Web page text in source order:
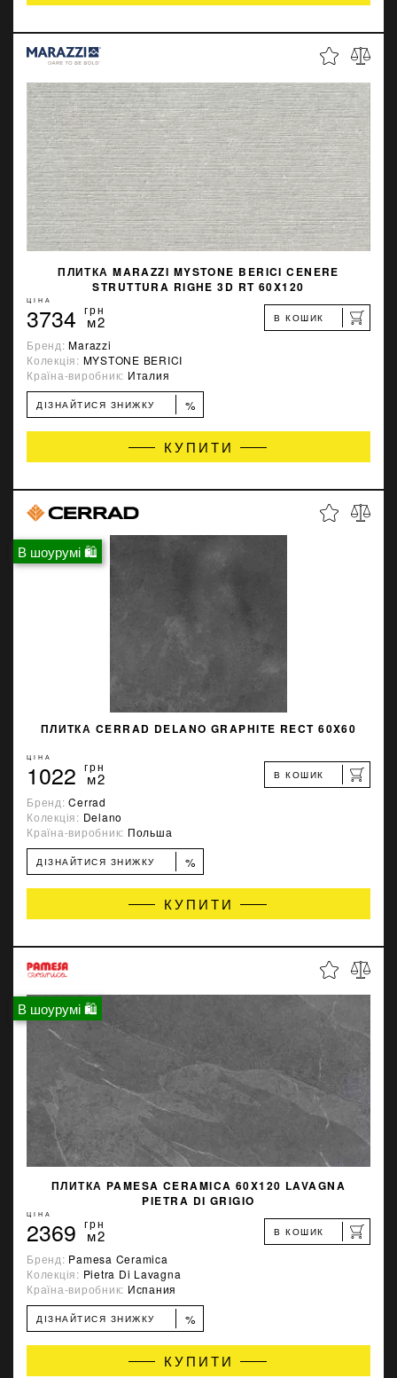
ПЛИТКА MARAZZI MYSTONE BERICI CENERE
STRUTTURA RIGHE 3D RT 60X120
ЦІНА
3734 грн
м2 В КОШИК
Бренд:Marazzi
Колекція: MYSTONE BERICI
Країна-виробник: Италия
ДІЗНАЙТИСЯ ЗНИЖКУ %
КУПИТИ
В шоурумі 🛍
ПЛИТКА CERRAD DELANO GRAPHITE RECT 60X60
ЦІНА
1022 грн
м2 В КОШИК
Бренд:Cerrad
Колекція: Delano
Країна-виробник: Польша
ДІЗНАЙТИСЯ ЗНИЖКУ %
КУПИТИ
В шоурумі 🛍
ПЛИТКА PAMESA CERAMICA 60X120 LAVAGNA
PIETRA DI GRIGIO
ЦІНА
2369 грн
м2 В КОШИК
Бренд: Pamesa Ceramica
Колекція: Pietra Di Lavagna
Країна-виробник: Испания
ДІЗНАЙТИСЯ ЗНИЖКУ %
КУПИТИ